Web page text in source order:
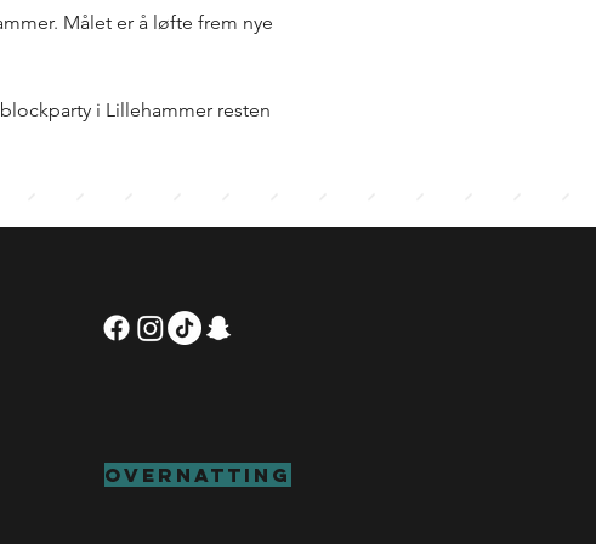
Målet er å løfte frem nye
i Lillehammer resten
Overnatting